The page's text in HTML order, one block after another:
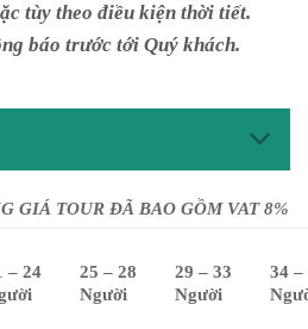
tùy theo điều kiện thời tiết.
báo trước tới Quý khách.
GIÁ TOUR ĐÃ BAO GỒM VAT 8%
– 24
25 – 28
Người
29 – 33
Người
34 –